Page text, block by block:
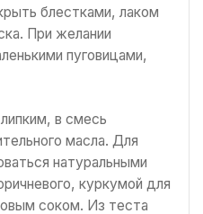
блестками, лаком
При желании
пуговицами,
в смесь
масла. Для
натуральными
куркумой для
соком. Из теста